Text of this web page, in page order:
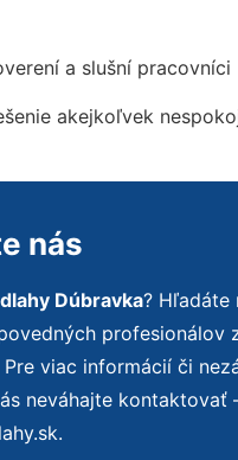
a slušní pracovníci
akejkoľvek
nás
Dúbravka? Hľadáte
profesionálov
viac informácií či
neváhajte kontaktovať